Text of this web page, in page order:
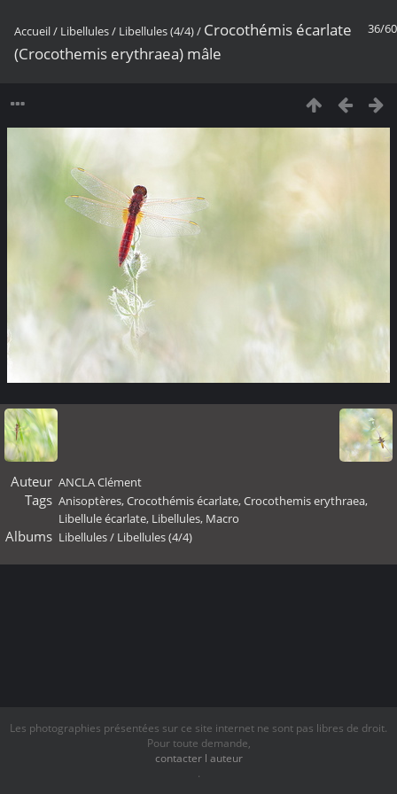
36/60
Accueil/ Libellules/ Libellules (4/4)/ Crocothémis écarlate
(Crocothemis erythraea) mâle
Auteur ANCLA Clément
Tags Anisoptères,Crocothémis écarlate,Crocothemis erythraea,
Libellule écarlate, Libellules, Macro
Albums Libellules/ Libellules (4/4)
Les photographies présentées sur ce site internet ne sont pas libres de droit.
Pour toute demande,
contacter l auteur
.